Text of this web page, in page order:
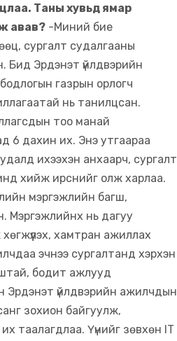
Таны хувьд ямар
авав? -Миний бие
сургалт судалгааны
Бид Эрдэнэт үйлдвэрийн
газрын орлогч
нь танилцсан.
тоо манай
6 дахин их. Энэ утгаараа
ихээхэн анхаарч, сургалт
хийж ирснийг олж харлаа.
мэргэжлийн багш,
Мэргэжлийнх нь дагуу
хамтран ажиллах
эчнээ сургалтанд хэрхэн
бодит ажлууд
Эрдэнэт үйлдвэрийн ажилчдын
зохион байгуулж,
таалагдлаа. Үүнийг зөвхөн IT